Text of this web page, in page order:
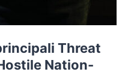
Threat
Nation-